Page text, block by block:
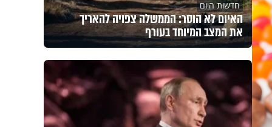
חדשות היום
האיום לא הוסר: הממשלה צפויה להאריך
את המצב המיוחד בעורף